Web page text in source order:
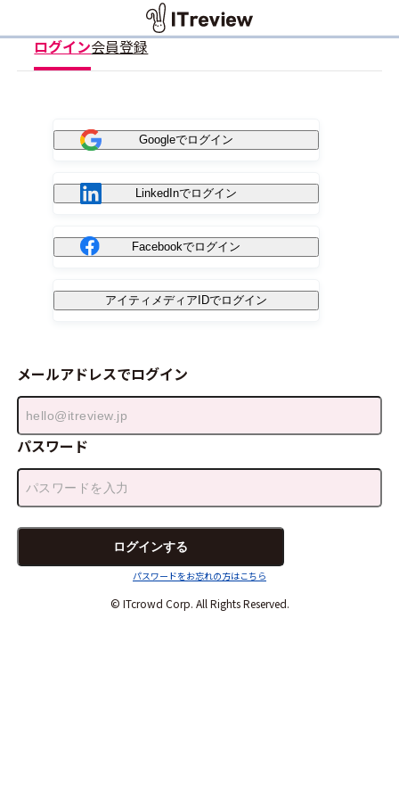
ログイン会員登録
Googleでログイン
LinkedInでログイン
Facebookでログイン
アイティメディアIDでログイン
メールアドレスでログイン
パスワード
パスワードをお忘れの方はこちら
© ITcrowd Corp. All Rights Reserved.